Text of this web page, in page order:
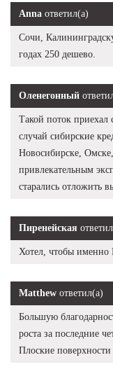
Anna ответил(а)
Сочи,
годах 250 дешево.
Оленегонный
Такой поток приехал
случай сибирские
Новосибирске,
привлекательным
старались отложить
Пиренейская
Хотел, чтобы именно
Matthew ответил(а)
Большую
роста за последние
Плоские поверхности